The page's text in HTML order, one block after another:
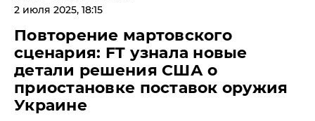
2 июля 2025, 18:15
Повторение мартовского
сценария: FT узнала новые
детали решения США о
приостановке поставок оружия
Украине